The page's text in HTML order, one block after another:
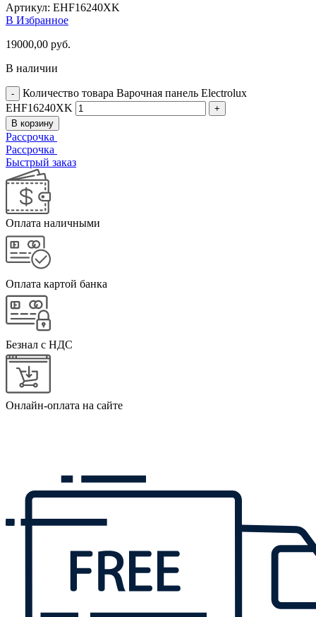
Артикул: EHF16240XK
В Избранное
19000,00 руб.
В наличии
Количество товара Варочная панель Electrolux
EHF16240XK
В корзину
Рассрочка
Рассрочка
Быстрый заказ
Оплата наличными
Оплата картой банка
Безнал с НДС
Онлайн-оплата на сайте